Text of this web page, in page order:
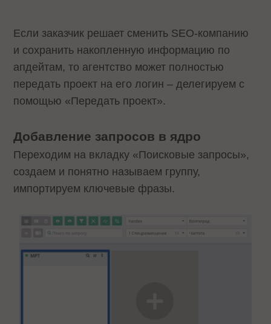
Если заказчик решает сменить SEO-компанию
и сохранить накопленную информацию по
апдейтам, то агентство может полностью
передать проект на его логин – делегируем с
помощью «Передать проект».
Добавление запросов в ядро
Переходим на вкладку «Поисковые запросы»,
создаем и понятно называем группу,
импортируем ключевые фразы.